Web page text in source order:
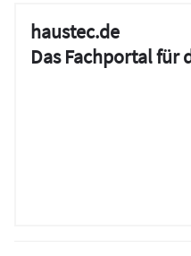
haustec.de
Das Fachportal für